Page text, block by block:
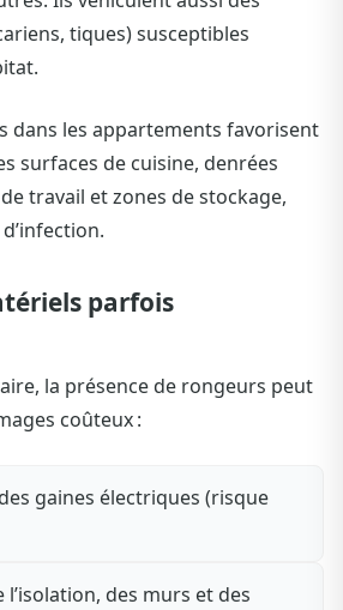
tiques) susceptibles
dans les appartements favorisent
surfaces de cuisine, denrées
travail et zones de stockage,
parfois
la présence de rongeurs peut
coûteux :
gaines électriques (risque
des murs et des